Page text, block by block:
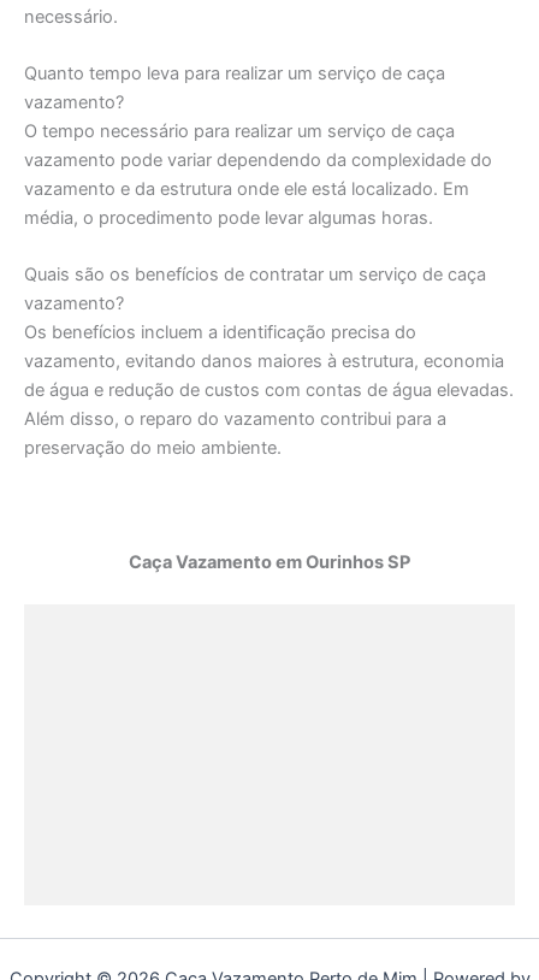
necessário.
Quanto tempo leva para realizar um serviço de caça
vazamento?
O tempo necessário para realizar um serviço de caça
vazamento pode variar dependendo da complexidade do
vazamento e da estrutura onde ele está localizado. Em
média, o procedimento pode levar algumas horas.
Quais são os benefícios de contratar um serviço de caça
vazamento?
Os benefícios incluem a identificação precisa do
vazamento, evitando danos maiores à estrutura, economia
de água e redução de custos com contas de água elevadas.
Além disso, o reparo do vazamento contribui para a
preservação do meio ambiente.
Caça Vazamento em Ourinhos SP